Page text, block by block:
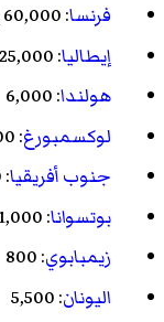
فرنسا: 60,000 إلى 80,000
إيطاليا: 25,000
هولندا: 6,000
لوكسمبورغ: 4,000
جنوب أفريقيا: 7,000
بوتسوانا: 1,000
زيمبابوي: 800
اليونان: 5,500